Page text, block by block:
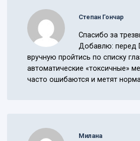
Степан Гончар
Спасибо за
Добавлю: перед
вручную пройтись по списку
автоматические «токсичные»
часто ошибаются и метят
Милана